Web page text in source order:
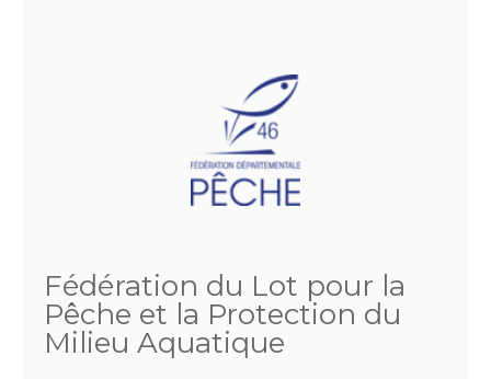
Fédération du Lot pour la
Pêche et la Protection du
Milieu Aquatique